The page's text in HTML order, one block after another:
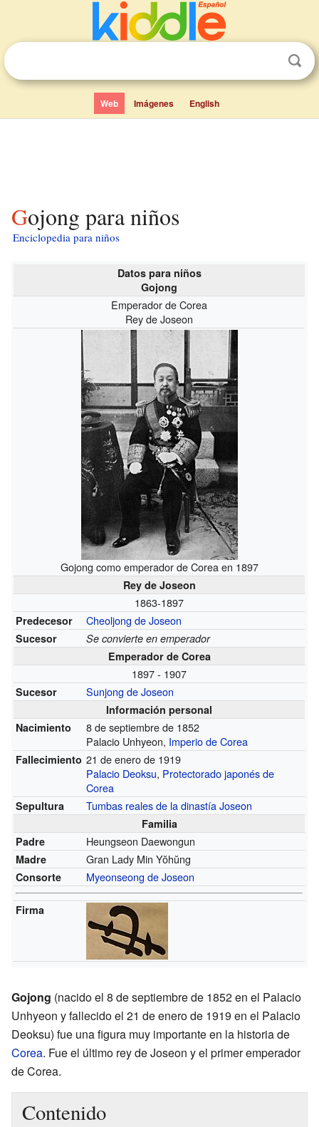
Web Imágenes English
Gojong para niños
Enciclopedia para niños
Datos para niños
Gojong
Emperador de Corea
Rey de Joseon
Gojong como emperador de Corea en 1897
Rey de Joseon
1863-1897
Predecesor Cheoljong de Joseon
Sucesor
Se convierte en emperador
Emperador de Corea
1897 - 1907
Sucesor Sunjong de Joseon
Información personal
Nacimiento
8 de septiembre de 1852
Palacio Unhyeon, Imperio de Corea
Fallecimiento 21 de enero de 1919
Palacio Deoksu, Protectorado japonés de
Corea
Sepultura Tumbas reales de la dinastía Joseon
Familia
Padre
Heungseon Daewongun
Madre Gran Lady Min Yŏhŭng
Consorte Myeonseong de Joseon
Firma
Gojong (nacido el 8 de septiembre de 1852 en el Palacio
Unhyeon y fallecido el 21 de enero de 1919 en el Palacio
Deoksu) fue una figura muy importante en la historia de
Corea. Fue el último rey de Joseon y el primer emperador
de Corea.
Contenido